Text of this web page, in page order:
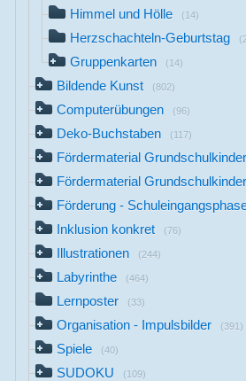
Himmel und Hölle (14)
Herzschachteln-Geburtstag
Gruppenkarten (14)
Bildende Kunst (802)
Computerübungen (96)
Deko-Buchstaben (117)
Fördermaterial
Fördermaterial
Förderung -
Inklusion konkret (76)
Illustrationen (244)
Labyrinthe (464)
Lernposter (33)
Organisation - Impulsbilder (391)
Spiele (40)
SUDOKU (109)